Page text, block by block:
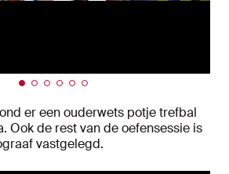
er een ouderwets potje trefbal
Ook de rest van de oefensessie is
vastgelegd.